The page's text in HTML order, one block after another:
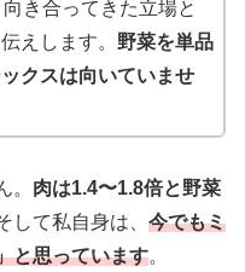
き合ってきた立場と
えします。 野菜を単品
クスは向いていませ
。 肉は1.4〜1.8倍と野菜
して私自身は、 今でもミ
と思っています。